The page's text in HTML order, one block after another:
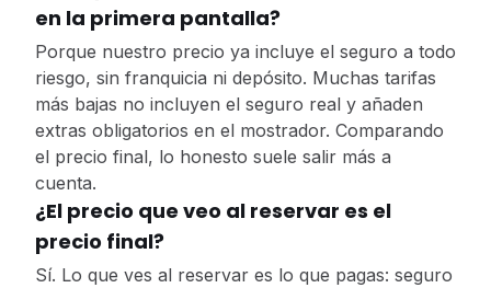
en la primera pantalla?
Porque nuestro precio ya incluye el seguro a todo
riesgo, sin franquicia ni depósito. Muchas tarifas
más bajas no incluyen el seguro real y añaden
extras obligatorios en el mostrador. Comparando
el precio final, lo honesto suele salir más a
cuenta.
¿El precio que veo al reservar es el
precio final?
Sí. Lo que ves al reservar es lo que pagas: seguro